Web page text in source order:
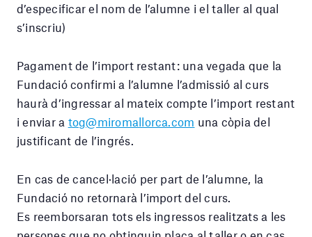
d’especificar el nom de l’alumne i el taller al qual
s’inscriu)
Pagament de l’import restant: una vegada que la
Fundació confirmi a l’alumne l’admissió al curs
haurà d’ingressar al mateix compte l’import restant
i enviar a tog@miromallorca.com una còpia del
justificant de l’ingrés.
En cas de cancel·lació per part de l’alumne, la
Fundació no retornarà l’import del curs.
Es reemborsaran tots els ingressos realitzats a les